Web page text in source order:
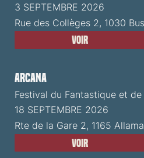
3 SEPTEMBRE 2026
Rue des Collèges 2, 1030
Voir
ARCANA
Festival du Fantastique et
18 SEPTEMBRE 2026
Rte de la Gare 2, 1165
Voir